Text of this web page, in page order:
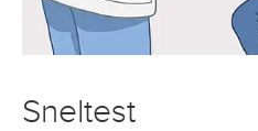
Sneltest